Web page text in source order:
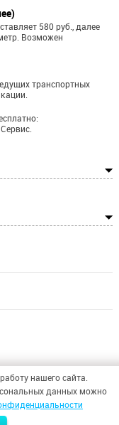
580 руб., далее
Возможен
транспортных
нашего сайта.
данных можно